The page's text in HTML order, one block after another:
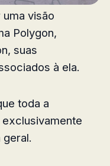
visão
Polygon,
suas
à ela.
toda a